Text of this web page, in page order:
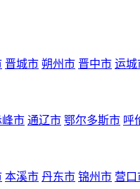
晋城市 朔州市 晋中市 运城
峰市 通辽市 鄂尔多斯市 呼
本溪市 丹东市 锦州市 营口